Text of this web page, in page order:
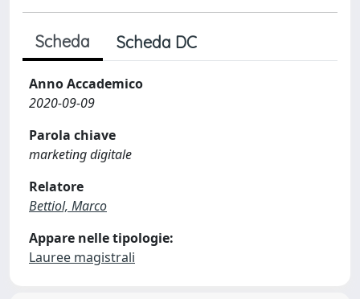
Scheda Scheda DC
Anno Accademico
2020-09-09
Parola chiave
marketing digitale
Relatore
Bettiol, Marco
Appare nelle tipologie:
Lauree magistrali